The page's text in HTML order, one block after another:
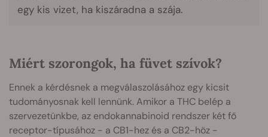
egy kis vizet, ha kiszáradna a szája.
Miért szorongok, ha füvet szívok?
Ennek a kérdésnek a megválaszolásához egy kicsit
tudományosnak kell lennünk. Amikor a THC belép a
szervezetünkbe, az endokannabinoid rendszer két fő
receptor-típusához - a CB1-hez és a CB2-höz -